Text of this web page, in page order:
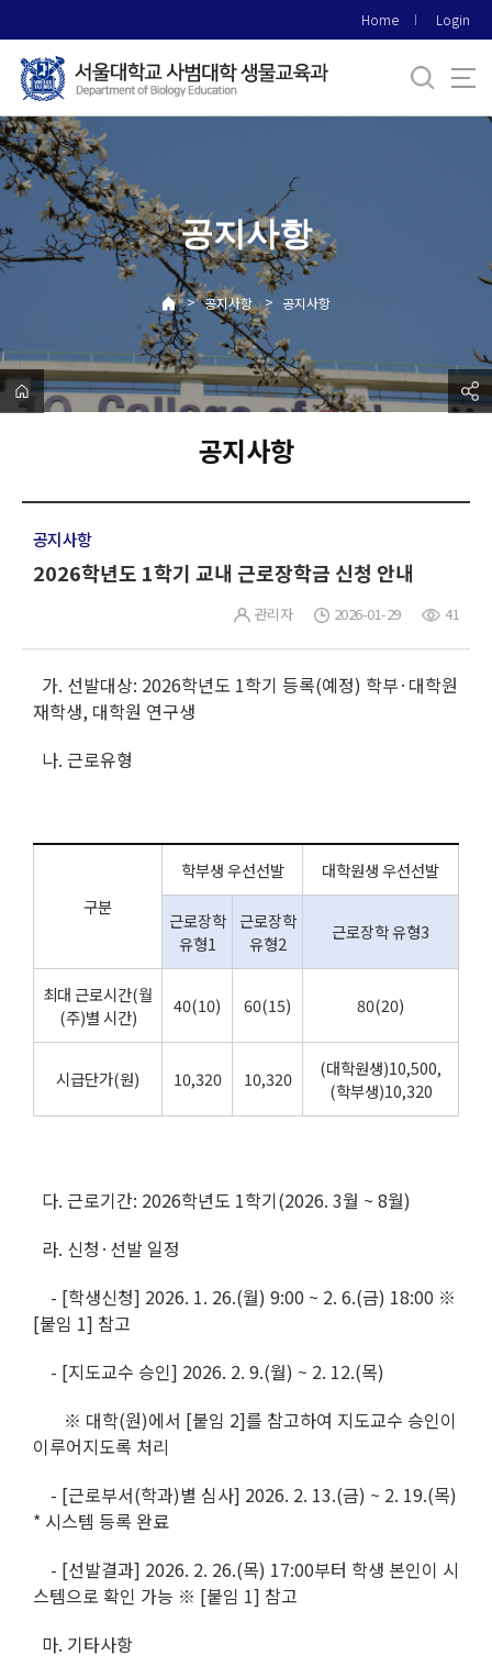
로
메
뉴
Home Login
공지사항
> 공지사항 > 공지사항
공지사항
공지사항
2026학년도 1학기 교내 근로장학금 신청 안내
관리자 2026-01-29 41
가. 선발대상: 2026학년도 1학기 등록(예정) 학부·대학원
재학생, 대학원 연구생
나. 근로유형
구분
학부생 우선선발 대학원생 우선선발
근로장학
유형1
근로장학
유형2
근로장학 유형3
최대 근로시간(월
(주)별 시간)
40(10) 60(15) 80(20)
시급단가(원) 10,320 10,320
(대학원생)10,500,
(학부생)10,320
다. 근로기간: 2026학년도 1학기(2026. 3월 ~ 8월)
라. 신청·선발 일정
- [학생신청] 2026. 1. 26.(월) 9:00 ~ 2. 6.(금) 18:00 ※
[붙임 1] 참고
- [지도교수 승인] 2026. 2. 9.(월) ~ 2. 12.(목)
※ 대학(원)에서 [붙임 2]를 참고하여 지도교수 승인이
이루어지도록 처리
- [근로부서(학과)별 심사] 2026. 2. 13.(금) ~ 2. 19.(목)
* 시스템 등록 완료
- [선발결과] 2026. 2. 26.(목) 17:00부터 학생 본인이 시
스템으로 확인 가능 ※ [붙임 1] 참고
마. 기타사항